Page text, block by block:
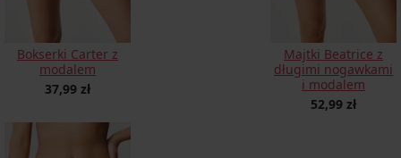
Bokserki Carter z
modalem
37,99 zł
Majtki Beatrice z
długimi nogawkami
i modalem
52,99 zł